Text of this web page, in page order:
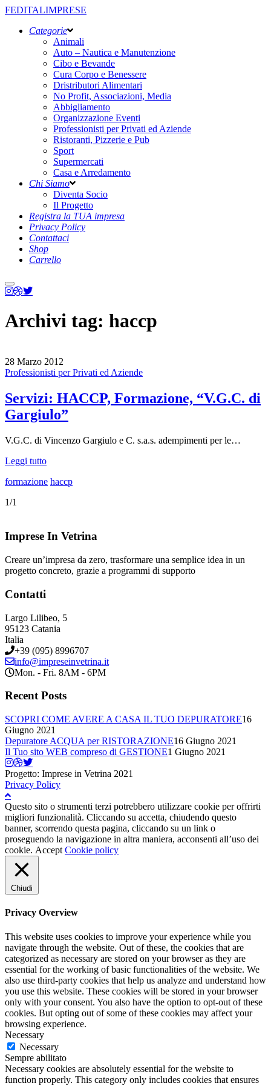
FEDITALIMPRESE
Categorie
Animali
Auto – Nautica e Manutenzione
Cibo e Bevande
Cura Corpo e Benessere
Dristributori Alimentari
No Profit, Associazioni, Media
Abbigliamento
Organizzazione Eventi
Professionisti per Privati ed Aziende
Ristoranti, Pizzerie e Pub
Sport
Supermercati
Casa e Arredamento
Chi Siamo
Diventa Socio
Il Progetto
Registra la TUA impresa
Privacy Policy
Contattaci
Shop
Carrello
Menu
principale
Archivi tag: haccp
28 Marzo 2012
Professionisti per Privati ed Aziende
Servizi: HACCP, Formazione, “V.G.C. di
Gargiulo”
V.G.C. di Vincenzo Gargiulo e C. s.a.s. adempimenti per le…
Leggi tutto
formazione haccp
1/1
Imprese In Vetrina
Creare un’impresa da zero, trasformare una semplice idea in un
progetto concreto, grazie a programmi di supporto
Contatti
Largo Lilibeo, 5
95123 Catania
Italia
+39 (095) 8996707
info@impreseinvetrina.it
Mon. - Fri. 8AM - 6PM
Recent Posts
SCOPRI COME AVERE A CASA IL TUO DEPURATORE16
Giugno 2021
Depuratore ACQUA per RISTORAZIONE16 Giugno 2021
Il Tuo sito WEB compreso di GESTIONE1 Giugno 2021
Progetto: Imprese in Vetrina 2021
Privacy Policy
Questo sito o strumenti terzi potrebbero utilizzare cookie per offrirti
migliori funzionalità. Cliccando su accetta, chiudendo questo
banner, scorrendo questa pagina, cliccando su un link o
proseguendo la navigazione in altra maniera, acconsenti all’uso dei
cookie. Accept Cookie policy
Chiudi
Privacy Overview
This website uses cookies to improve your experience while you
navigate through the website. Out of these, the cookies that are
categorized as necessary are stored on your browser as they are
essential for the working of basic functionalities of the website. We
also use third-party cookies that help us analyze and understand how
you use this website. These cookies will be stored in your browser
only with your consent. You also have the option to opt-out of these
cookies. But opting out of some of these cookies may affect your
browsing experience.
Necessary
Necessary
Sempre abilitato
Necessary cookies are absolutely essential for the website to
function properly. This category only includes cookies that ensures